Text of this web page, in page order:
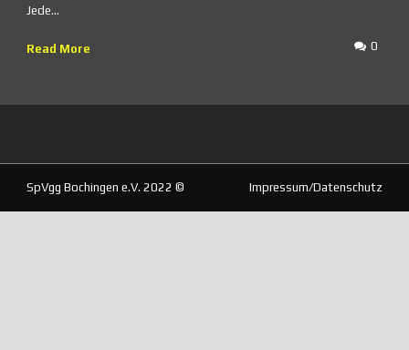
Jede...
Read More 0
SpVgg Bochingen e.V. 2022 © Impressum/Datenschutz